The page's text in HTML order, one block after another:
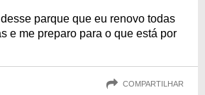
parque que eu renovo todas
e me preparo para o que está por
COMPARTILHAR